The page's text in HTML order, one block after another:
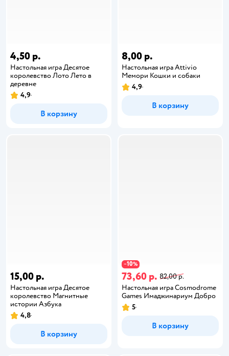
4,50 р.
Настольная игра Десятое
королевство Лото Лето в
деревне
4,9
В корзину
8,00 р.
Настольная игра Attivio
Мемори Кошки и собаки
4,9
В корзину
15,00 р.
Настольная игра Десятое
королевство Магнитные
истории Азбука
4,8
В корзину
−10%
73,60 р. 82,00 р.
Настольная игра Cosmodrome
Games Имаджинариум Добро
5
В корзину